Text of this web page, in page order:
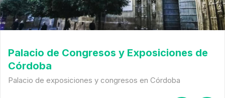
Palacio de Congresos y Exposiciones de
Córdoba
Palacio de exposiciones y congresos en Córdoba